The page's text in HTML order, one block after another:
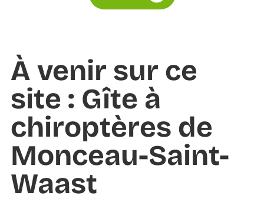
À venir sur ce
site : Gîte à
chiroptères de
Monceau-Saint-
Waast